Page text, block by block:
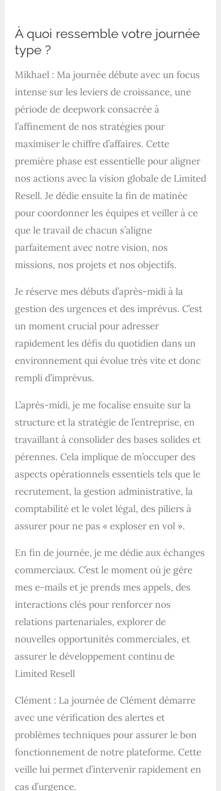
À quoi ressemble votre journée
type ?
Mikhael : Ma journée débute avec un focus
intense sur les leviers de croissance, une
période de deepwork consacrée à
l’affinement de nos stratégies pour
maximiser le chiffre d’affaires. Cette
première phase est essentielle pour aligner
nos actions avec la vision globale de Limited
Resell. Je dédie ensuite la fin de matinée
pour coordonner les équipes et veiller à ce
que le travail de chacun s’aligne
parfaitement avec notre vision, nos
missions, nos projets et nos objectifs.
Je réserve mes débuts d’après-midi à la
gestion des urgences et des imprévus. C’est
un moment crucial pour adresser
rapidement les défis du quotidien dans un
environnement qui évolue très vite et donc
rempli d’imprévus.
L’après-midi, je me focalise ensuite sur la
structure et la stratégie de l’entreprise, en
travaillant à consolider des bases solides et
pérennes. Cela implique de m’occuper des
aspects opérationnels essentiels tels que le
recrutement, la gestion administrative, la
comptabilité et le volet légal, des piliers à
assurer pour ne pas « exploser en vol ».
En fin de journée, je me dédie aux échanges
commerciaux. C’est le moment où je gère
mes e-mails et je prends mes appels, des
interactions clés pour renforcer nos
relations partenariales, explorer de
nouvelles opportunités commerciales, et
assurer le développement continu de
Limited Resell
Clément : La journée de Clément démarre
avec une vérification des alertes et
problèmes techniques pour assurer le bon
fonctionnement de notre plateforme. Cette
veille lui permet d’intervenir rapidement en
cas d’urgence.